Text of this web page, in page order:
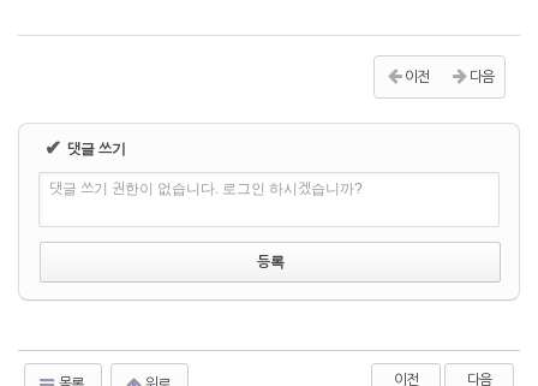
이전 다음
✔ 댓글 쓰기
댓글 쓰기 권한이 없습니다. 로그인 하시겠습니까?
이전 다음